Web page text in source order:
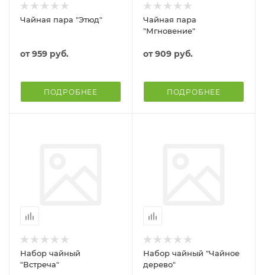
Чайная пара "Этюд"
от959 руб.
ПОДРОБНЕЕ
Чайная пара
"Мгновение"
от909 руб.
ПОДРОБНЕЕ
Набор чайный
"Встреча"
Набор чайный "Чайное
дерево"